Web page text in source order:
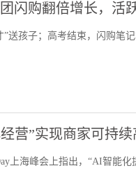
闪购翻倍增长，活
送孩子；高考结束，闪购笔
营”实现商家可持
上海峰会上指出，“AI智能